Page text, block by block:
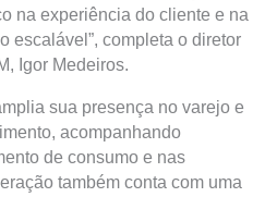
na experiência do cliente e na
escalável”, completa o diretor
Igor Medeiros.
sua presença no varejo e
acompanhando
de consumo e nas
também conta com uma